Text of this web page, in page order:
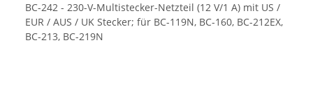
BC-242 - 230-V-Multistecker-Netzteil (12 V/1 A) mit US /
EUR / AUS / UK Stecker; für BC-119N, BC-160, BC-212EX,
BC-213, BC-219N